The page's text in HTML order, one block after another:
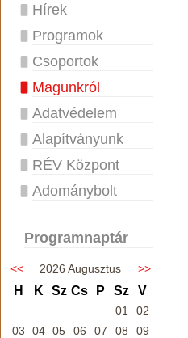
Hírek
Programok
Csoportok
Magunkról
Adatvédelem
Alapítványunk
RÉV Központ
Adománybolt
Programnaptár
<< 2026 Augusztus >>
H K Sz Cs P Sz V
01
02
03
04 05 06 07 08
09